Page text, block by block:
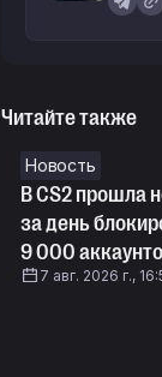
Читайте также
Новость
В CS2 прошла
за день
9 000
7 авг. 2026 г.,